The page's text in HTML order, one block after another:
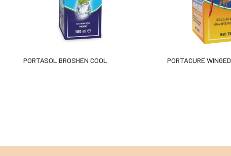
PORTASOL BROSHEN COOL PORTACURE WINGED